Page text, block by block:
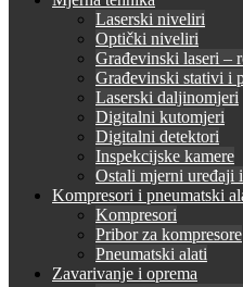
Laserski niveliri
Optički niveliri
Građevinski laseri –
Građevinski stativi i
Laserski daljinomjeri
Digitalni kutomjeri
Digitalni detektori
Inspekcijske kamere
Ostali mjerni uređaji
Kompresori i pneumatski
Kompresori
Pribor za kompresore
Pneumatski alati
Zavarivanje i oprema